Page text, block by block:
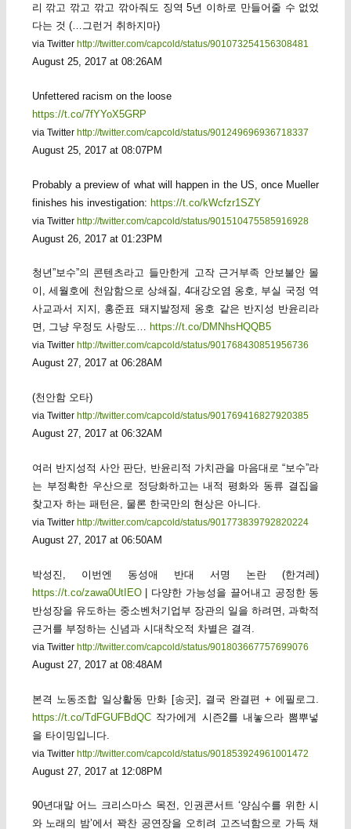
리 깎고 깎고 깎고 깎아줘도 징역 5년 이하로 만들어줄 수 없었
다는 것 (…그런거 취하지마)
via Twitter http://twitter.com/capcold/status/901073254156308481
August 25, 2017 at 08:26AM
Unfettered racism on the loose
https://t.co/7fYYoX5GRP
via Twitter http://twitter.com/capcold/status/901249696936718337
August 25, 2017 at 08:07PM
Probably a preview of what will happen in the US, once Mueller
finishes his investigation: https://t.co/kWcfzr1SZY
via Twitter http://twitter.com/capcold/status/901510475585916928
August 26, 2017 at 01:23PM
청년”보수”의 콘텐츠라고 들만한게 고작 근거부족 안보불안 몰
이, 세월호에 천암함으로 상쇄질, 4대강오염 옹호, 부실 국정 역
사교과서 지지, 홍준표 돼지발정제 옹호 같은 반지성 반윤리라
면, 그냥 우정도 사랑도… https://t.co/DMNhsHQQB5
via Twitter http://twitter.com/capcold/status/901768430851956736
August 27, 2017 at 06:28AM
(천안함 오타)
via Twitter http://twitter.com/capcold/status/901769416827920385
August 27, 2017 at 06:32AM
여러 반지성적 사안 판단, 반윤리적 가치관을 마음대로 “보수”라
는 부정확한 우산으로 정당화하고는 내적 평화와 동류 결집을
찾고자 하는 패턴은, 물론 한국만의 현상은 아니다.
via Twitter http://twitter.com/capcold/status/901773839792820224
August 27, 2017 at 06:50AM
박성진, 이번엔 동성애 반대 서명 논란 (한겨레)
https://t.co/zawa0UtIEO| 다양한 가능성을 끌어내고 공정한 동
반성장을 유도하는 중소벤처기업부 장관의 일을 하려면, 과학적
근거를 부정하는 신념과 시대착오적 차별은 결격.
via Twitter http://twitter.com/capcold/status/901803667757699076
August 27, 2017 at 08:48AM
본격 노동조합 일상활동 만화 [송곳], 결국 완결편 + 에필로그.
https://t.co/TdFGUFBdQC작가에게 시즌2를 내놓으라 뽐뿌넣
을 타이밍입니다.
via Twitter http://twitter.com/capcold/status/901853924961001472
August 27, 2017 at 12:08PM
90년대말 어느 크리스마스 목전, 인권콘서트 ‘양심수를 위한 시
와 노래의 밤’에서 꽉찬 공연장을 오히려 고즈넉함으로 가득 채